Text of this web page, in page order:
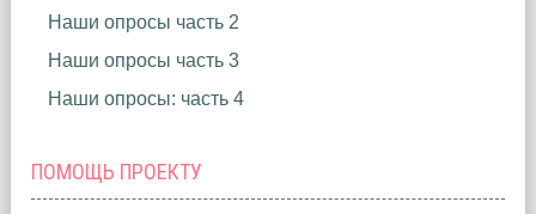
Наши опросы часть 2
Наши опросы часть 3
Наши опросы: часть 4
ПОМОЩЬ ПРОЕКТУ